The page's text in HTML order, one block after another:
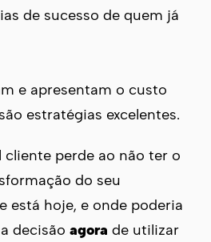
de sucesso de quem já
e apresentam o custo
estratégias excelentes.
perde ao não ter o
do seu
está hoje, e onde poderia
decisão agora de utilizar